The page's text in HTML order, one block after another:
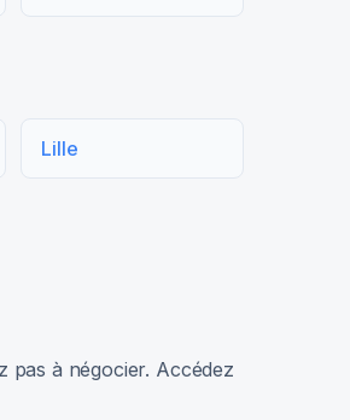
Lille
pas à négocier. Accédez